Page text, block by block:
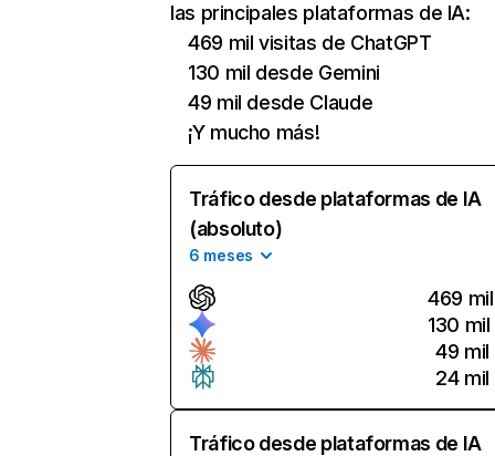
las principales plataformas de IA:
469 mil visitas de ChatGPT
130 mil desde Gemini
49 mil desde Claude
¡Y mucho más!
Tráfico desde plataformas de IA
(absoluto)
6 meses
469 mil
130 mil
49 mil
24 mil
Tráfico desde plataformas de IA